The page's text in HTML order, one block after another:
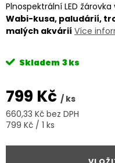
Plnospektrální LED
Wabi-kusa, paludárií,
malých akvárií Více
Skladem 3 ks
799 Kč / ks
660,33 Kč bez DPH
Měrná
799 Kč / 1 ks